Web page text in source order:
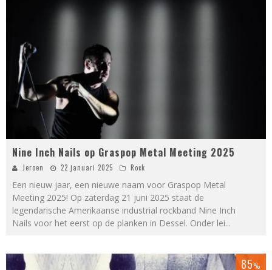
Nine Inch Nails op Graspop Metal Meeting 2025
Jeroen 22 januari 2025 Rock
Een nieuw jaar, een nieuwe naam voor Graspop Metal
Meeting 2025! Op zaterdag 21 juni 2025 staat de
legendarische Amerikaanse industrial rockband Nine Inch
Nails voor het eerst op de planken in Dessel. Onder lei...
85%